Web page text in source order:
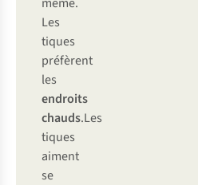
Les
tiques
préfèrent
les
endroits
chauds.Les
tiques
aiment
se